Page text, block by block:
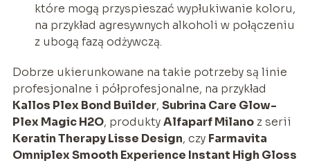
które mogą przyspieszać wypłukiwanie koloru,
na przykład agresywnych alkoholi w połączeniu
z ubogą fazą odżywczą.
Dobrze ukierunkowane na takie potrzeby są linie
profesjonalne i półprofesjonalne, na przykład
Kallos Plex Bond Builder, Subrina Care Glow-
Plex Magic H2O, produktyAlfaparf Milanoz serii
Keratin Therapy Lisse Design, czy Farmavita
Omniplex Smooth Experience Instant High Gloss